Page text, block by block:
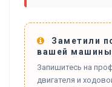
Заметили
вашей
Запишитесь на
двигателя и